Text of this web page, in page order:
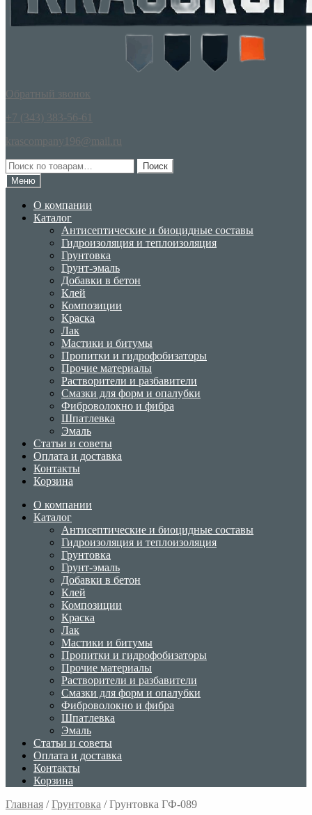
Обратный звонок
+7 (343) 383-56-61
krascompany196@mail.ru
Искать:
Поиск
Меню
О компании
Каталог
Антисептические и биоцидные составы
Гидроизоляция и теплоизоляция
Грунтовка
Грунт-эмаль
Добавки в бетон
Клей
Композиции
Краска
Лак
Мастики и битумы
Пропитки и гидрофобизаторы
Прочие материалы
Растворители и разбавители
Смазки для форм и опалубки
Фиброволокно и фибра
Шпатлевка
Эмаль
Статьи и советы
Оплата и доставка
Контакты
Корзина
О компании
Каталог
Антисептические и биоцидные составы
Гидроизоляция и теплоизоляция
Грунтовка
Грунт-эмаль
Добавки в бетон
Клей
Композиции
Краска
Лак
Мастики и битумы
Пропитки и гидрофобизаторы
Прочие материалы
Растворители и разбавители
Смазки для форм и опалубки
Фиброволокно и фибра
Шпатлевка
Эмаль
Статьи и советы
Оплата и доставка
Контакты
Корзина
Главная /Грунтовка /Грунтовка ГФ-089